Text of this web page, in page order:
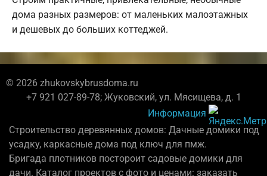
дома разных размеров: от маленьких малоэтажных
и дешевых до больших коттеджей.
© 2026 zhukovskybrusdoma.ru
+7 921 027-89-78; Жуковский, ул. Мясищева, д. 1
Информация
Строительство деревянных домов: Дачные домики под
усадку, каркасные дома под ключ для пмж.
Бригада плотников постороит садовые домики для
дачи. Каталог проектов с фото и ценами: заказать